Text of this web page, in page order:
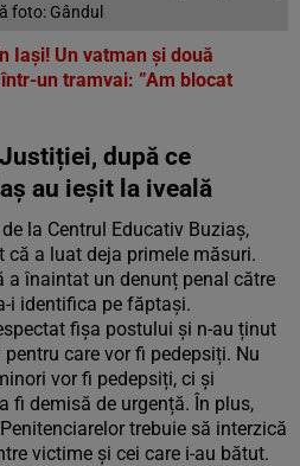
foto: Gândul
Iași! Un vatman și două
un tramvai: ”Am blocat
după ce
au ieșit la iveală
la Centrul Educativ Buziaș,
a luat deja primele măsuri.
a înaintat un denunț penal către
i identifica pe făptași.
fișa postului și n-au ținut
care vor fi pedepsiți. Nu
vor fi pedepsiți, ci și
fi demisă de urgență. În plus,
trebuie să interzică
victime și cei care i-au bătut.